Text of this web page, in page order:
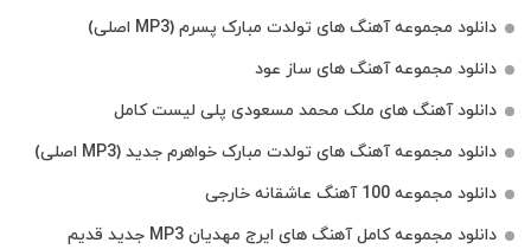
دانلود مجموعه آهنگ های تولدت مبارک پسرم (MP3 اصلی)
دانلود مجموعه آهنگ های ساز عود
دانلود آهنگ های ملک‌ محمد مسعودی پلی لیست کامل
دانلود مجموعه آهنگ های تولدت مبارک خواهرم جدید (MP3 اصلی)
دانلود مجموعه 100 آهنگ عاشقانه خارجی
دانلود مجموعه کامل آهنگ های ایرج مهدیان MP3 جدید قدیم